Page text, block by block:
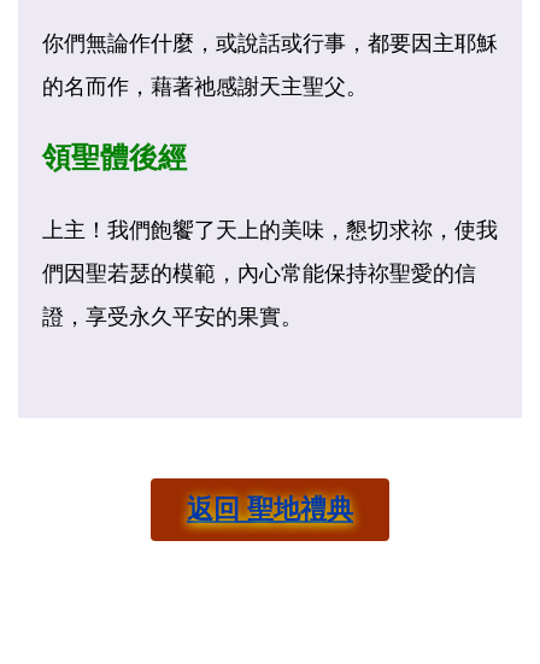
你們無論作什麼，或說話或行事，都要因主耶穌
的名而作，藉著祂感謝天主聖父。
領聖體後經
上主！我們飽饗了天上的美味，懇切求祢，使我
們因聖若瑟的模範，內心常能保持祢聖愛的信
證，享受永久平安的果實。
返回 聖地禮典